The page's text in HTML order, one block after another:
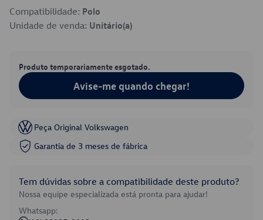
Compatibilidade: Polo
Unidade de venda: Unitário(a)
Produto temporariamente esgotado.
Avise-me quando chegar!
Peça Original Volkswagen
Garantia de 3 meses de fábrica
Tem dúvidas sobre a compatibilidade deste produto?
Nossa equipe especializada está pronta para ajudar!
Whatsapp: